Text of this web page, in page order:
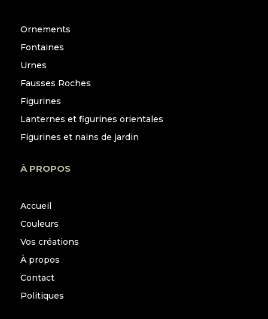
Ornements
Fontaines
Urnes
Fausses Roches
Figurines
Lanternes et figurines orientales
Figurines et nains de jardin
À PROPOS
Accueil
Couleurs
Vos créations
À propos
Contact
Politiques